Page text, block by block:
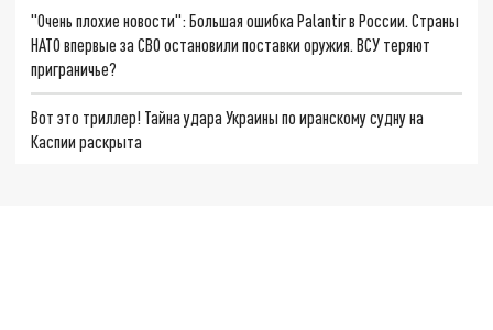
"Очень плохие новости": Большая ошибка Palantir в России. Страны
НАТО впервые за СВО остановили поставки оружия. ВСУ теряют
приграничье?
Вот это триллер! Тайна удара Украины по иранскому судну на
Каспии раскрыта